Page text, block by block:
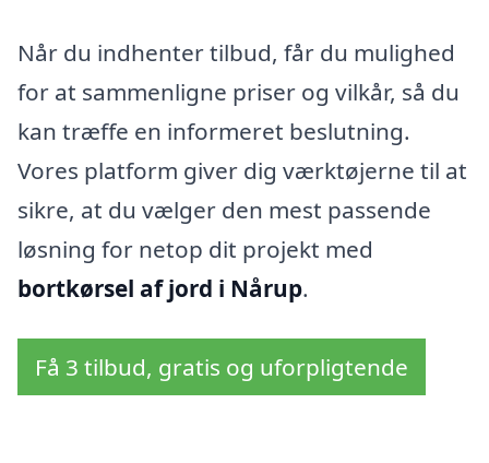
Når du indhenter tilbud, får du mulighed
for at sammenligne priser og vilkår, så du
kan træffe en informeret beslutning.
Vores platform giver dig værktøjerne til at
sikre, at du vælger den mest passende
løsning for netop dit projekt med
bortkørsel af jord i Nårup.
Få 3 tilbud, gratis og uforpligtende